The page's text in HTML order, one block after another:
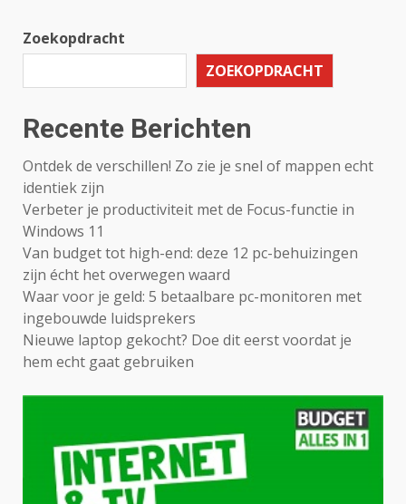
Zoekopdracht
ZOEKOPDRACHT
Recente Berichten
Ontdek de verschillen! Zo zie je snel of mappen echt
identiek zijn
Verbeter je productiviteit met de Focus-functie in
Windows 11
Van budget tot high-end: deze 12 pc-behuizingen
zijn écht het overwegen waard
Waar voor je geld: 5 betaalbare pc-monitoren met
ingebouwde luidsprekers
Nieuwe laptop gekocht? Doe dit eerst voordat je
hem echt gaat gebruiken